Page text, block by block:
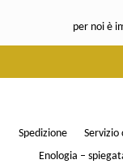
per noi è
Spedizione Servizio
Enologia –